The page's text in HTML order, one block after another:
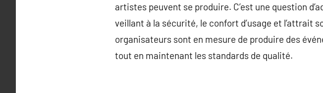
artistes peuvent se produire. C’est une question
veillant à la sécurité, le confort d’usage et l’attrait
organisateurs sont en mesure de produire des
tout en maintenant les standards de qualité.